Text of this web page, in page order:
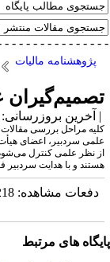
- - - - - - - - - - - - -
-
پژوهشنامه مالیات
بروزرسانی: ۱۳۹۹/۱۱/۵ |
مراحل بررسی مقالات
سردبیر، اعضای هیأت
نظر علمی کنترل می‌شود.
و با هدایت سردبیر
دفعات مشاهده: 4218 بار |
های مرتبط